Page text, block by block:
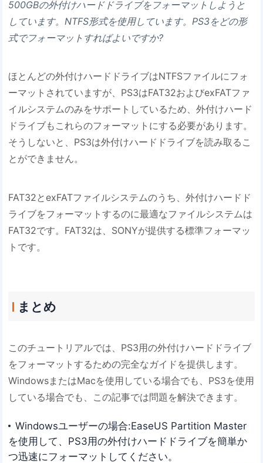
500GBの外付けハードドライブをフォーマットしようと
しています。NTFS形式を使用しています。PS3をどの形
式でフォーマットすればよいですか?
ほとんどの外付けハードドライブはNTFSファイルにフォ
ーマットされていますが、PS3はFAT32およびexFATファ
イルシステムのみをサポートしているため、外付けハード
ドライブもこれらのフォーマットにする必要があります。
そうしないと、PS3は外付けハードドライブを読み取るこ
とができません。
FAT32とexFATファイルシステムのうち、外付けハードド
ライブをフォーマットするのに最適なファイルシステムは
FAT32です。FAT32は、SONYが提供する標準フォーマッ
トです。
まとめ
このチュートリアルでは、PS3用の外付けハードドライブ
をフォーマットするための完全なガイドを提供します。
WindowsまたはMacを使用している場合でも、PS3を使用
している場合でも、この記事では問題を解決できます。
Windowsユーザーの場合:EaseUS Partition Master
を使用して、PS3用の外付けハードドライブを簡単か
つ迅速にフォーマットしてください。